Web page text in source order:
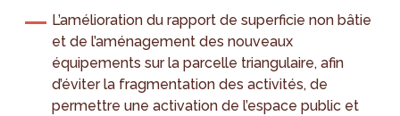
L’amélioration du rapport de superficie non bâtie
et de l’aménagement des nouveaux
équipements sur la parcelle triangulaire, afin
d’éviter la fragmentation des activités, de
permettre une activation de l’espace public et